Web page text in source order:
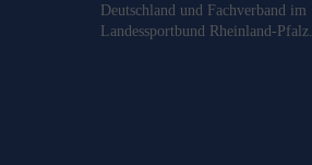
Deutschland und Fachverband im
Landessportbund Rheinland-Pfalz.